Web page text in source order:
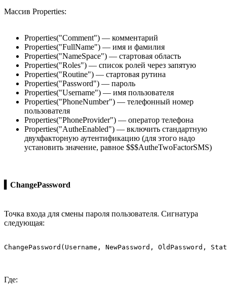
Массив Properties:
Properties("Comment") — комментарий
Properties("FullName") — имя и фамилия
Properties("NameSpace") — стартовая область
Properties("Roles") — список ролей через запятую
Properties("Routine") — стартовая рутина
Properties("Password") — пароль
Properties("Username") — имя пользователя
Properties("PhoneNumber") — телефонный номер
пользователя
Properties("PhoneProvider") — оператор телефона
Properties("AutheEnabled") — включить стандартную
двухфакторную аутентификацию (для этого надо
установить значение, равное $$$AutheTwoFactorSMS)
▍ChangePassword
Точка входа для смены пароля пользователя. Сигнатура
следующая:
ChangePassword(Username, NewPassword, OldPassword,
Где: